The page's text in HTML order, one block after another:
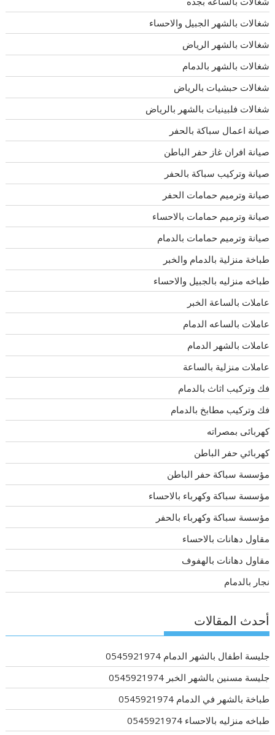
شغالات بالشهر الجبيل والاحساء
شغالات بالشهر الرياض
شغالات بالشهر بالدمام
شغالات حبشيات بالرياض
شغالات فلبينيات بالشهر بالرياض
صيانة اعمال سباكة بالحفر
صيانة افران غاز حفر الباطن
صيانة وتركيب سباكة بالحفر
صيانة وترميم حمامات الحفر
صيانة وترميم حمامات بالاحساء
صيانة وترميم حمامات بالدمام
طباخة منزلية بالدمام والخبر
طباخه منزليه بالجبيل والاحساء
عاملات بالساعة الخبر
عاملات بالساعه الدمام
عاملات بالشهر الدمام
عاملات منزلية بالساعة
فك وتركيب اثاث بالدمام
فك وتركيب مطابخ بالدمام
كهربائى بمصراته
كهربائي حفر الباطن
مؤسسة سباكة حفر الباطن
مؤسسة سباكة وكهرباء بالاحساء
مؤسسة سباكة وكهرباء بالحفر
مقاول دهانات بالاحساء
مقاول دهانات بالهفوف
نجار بالدمام
أحدث المقالات
جليسة اطفال بالشهر الدمام 0545921974
جليسة مسنين بالشهر الخبر 0545921974
طباخة بالشهر في الدمام 0545921974
طباخه منزليه بالاحساء 0545921974